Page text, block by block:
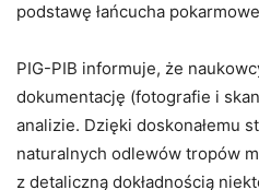
podstawę łańcucha
PIG-PIB informuje, że
dokumentację (fotografie i
analizie. Dzięki doskonałemu
naturalnych odlewów tropów
z detaliczną dokładnością